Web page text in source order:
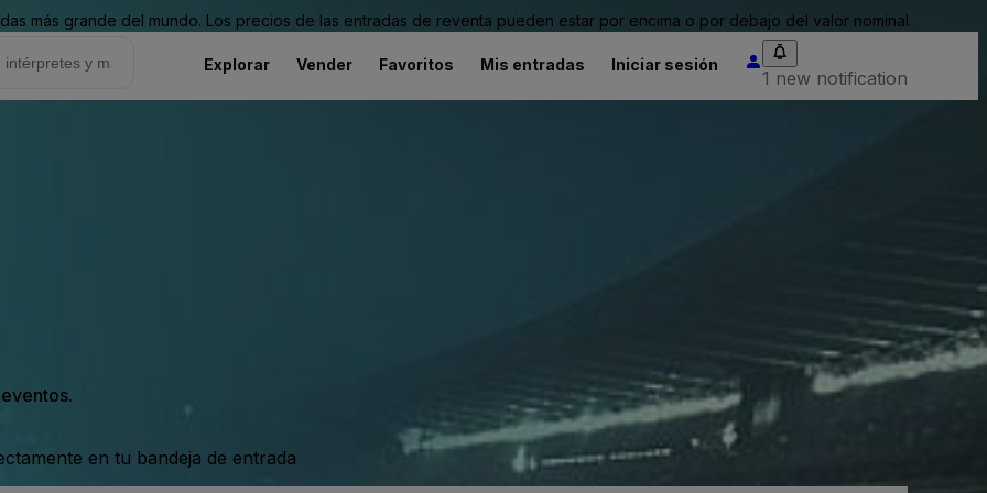
más grande del mundo. Los precios de las entradas de reventa pueden estar por encima o por debajo del valor nominal.
Explorar Vender Favoritos Mis entradas Iniciar sesión
1 new notification
en tu bandeja de entrada